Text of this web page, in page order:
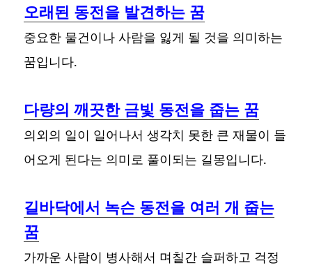
오래된 동전을 발견하는 꿈
중요한 물건이나 사람을 잃게 될 것을 의미하는
꿈입니다.
다량의 깨끗한 금빛 동전을 줍는 꿈
의외의 일이 일어나서 생각치 못한 큰 재물이 들
어오게 된다는 의미로 풀이되는 길몽입니다.
길바닥에서 녹슨 동전을 여러 개 줍는
꿈
가까운 사람이 병사해서 며칠간 슬퍼하고 걱정